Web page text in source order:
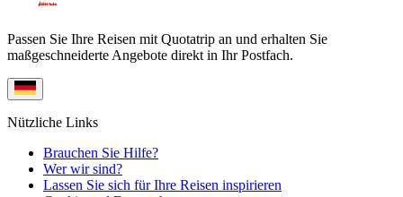
Passen Sie Ihre Reisen mit Quotatrip an und erhalten Sie
maßgeschneiderte Angebote direkt in Ihr Postfach.
Nützliche Links
Brauchen Sie Hilfe?
Wer wir sind?
Lassen Sie sich für Ihre Reisen inspirieren